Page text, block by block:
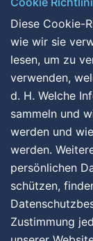
Diese Cookie-
wie wir sie
lesen, um zu
verwenden,
d. H. Welche
sammeln und
werden und
werden.
persönlichen
schützen,
Zustimmung